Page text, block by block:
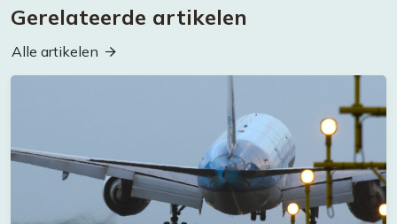
Gerelateerde artikelen
Alle artikelen